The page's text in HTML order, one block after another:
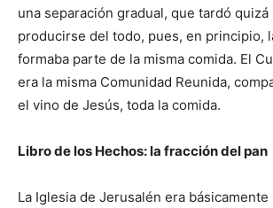
una separación gradual, que tardó
producirse del todo, pues, en principio,
formaba parte de la misma comida. El
era la misma Comunidad Reunida,
el vino de Jesús, toda la comida.
Libro de los Hechos: la fracción del pan
La Iglesia de Jerusalén era básicamente